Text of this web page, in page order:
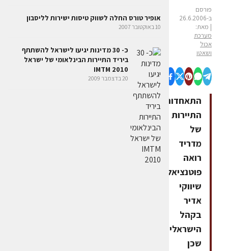
פורסם
ב-26.6.2006
| מאת:
מערכת
אכול
ושאטו
התאחדות
התיירות
של
מדריד
רואה
פוטנציאל
שיווקי
אדיר
בקהל
הישראלי,
שכן
אופיר טורס החלה לשווק טיסות ישירות לליסבון
10 באוקטובר 2007
כ- 30 מדינות יגיעו לישראל להשתתף
ביריד התיירות הבינלאומי של ישראל
IMTM 2010
20 בדצמבר 2009